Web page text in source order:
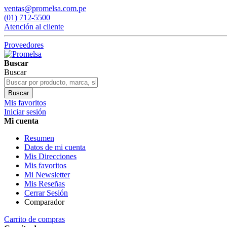
ventas@promelsa.com.pe
(01) 712-5500
Atención al cliente
Proveedores
Buscar
Buscar
Buscar
Mis favoritos
Iniciar sesión
Mi cuenta
Resumen
Datos de mi cuenta
Mis Direcciones
Mis favoritos
Mi Newsletter
Mis Reseñas
Cerrar Sesión
Comparador
Carrito de compras